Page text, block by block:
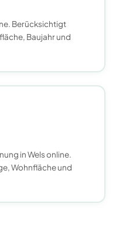
Berücksichtigt
Baujahr und
in Wels online.
Wohnfläche und